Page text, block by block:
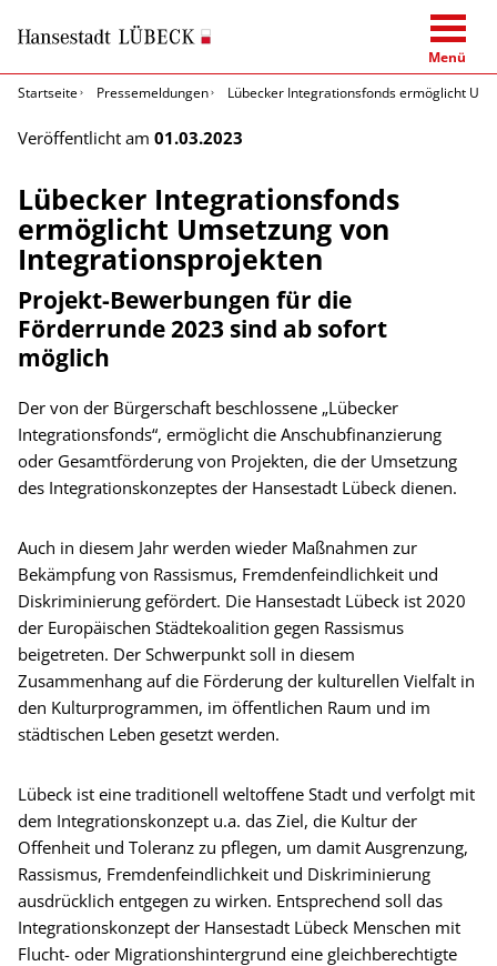
Menü
Startseite
Pressemeldungen Lübecker Integrationsfonds ermöglicht
Veröffentlicht am 01.03.2023
Lübecker Integrationsfonds
ermöglicht Umsetzung von
Integrationsprojekten
Projekt-Bewerbungen für die
Förderrunde 2023 sind ab sofort
möglich
Der von der Bürgerschaft beschlossene „Lübecker
Integrationsfonds“, ermöglicht die Anschubfinanzierung
oder Gesamtförderung von Projekten, die der Umsetzung
des Integrationskonzeptes der Hansestadt Lübeck dienen.
Auch in diesem Jahr werden wieder Maßnahmen zur
Bekämpfung von Rassismus, Fremdenfeindlichkeit und
Diskriminierung gefördert. Die Hansestadt Lübeck ist 2020
der Europäischen Städtekoalition gegen Rassismus
beigetreten. Der Schwerpunkt soll in diesem
Zusammenhang auf die Förderung der kulturellen Vielfalt in
den Kulturprogrammen, im öffentlichen Raum und im
städtischen Leben gesetzt werden.
Lübeck ist eine traditionell weltoffene Stadt und verfolgt mit
dem Integrationskonzept u.a. das Ziel, die Kultur der
Offenheit und Toleranz zu pflegen, um damit Ausgrenzung,
Rassismus, Fremdenfeindlichkeit und Diskriminierung
ausdrücklich entgegen zu wirken. Entsprechend soll das
Integrationskonzept der Hansestadt Lübeck Menschen mit
Flucht- oder Migrationshintergrund eine gleichberechtigte